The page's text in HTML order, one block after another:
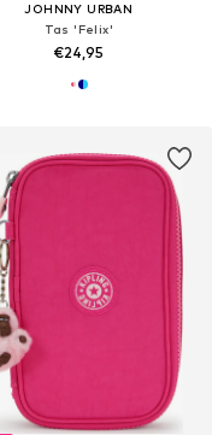
JOHNNY URBAN
Tas 'Felix'
€24,95